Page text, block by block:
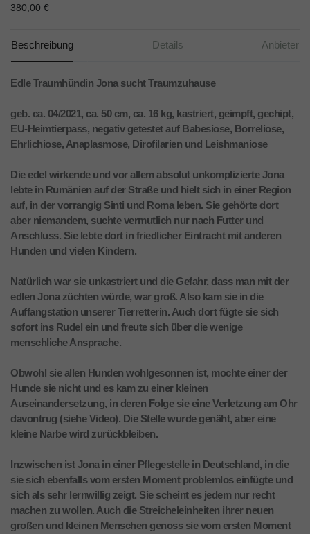
380,00 €
Beschreibung Details Anbieter
Edle Traumhündin Jona sucht Traumzuhause
geb. ca. 04/2021, ca. 50 cm, ca. 16 kg, kastriert, geimpft, gechipt,
EU-Heimtierpass, negativ getestet auf Babesiose, Borreliose,
Ehrlichiose, Anaplasmose, Dirofilarien und Leishmaniose
Die edel wirkende und vor allem absolut unkomplizierte Jona
lebte in Rumänien auf der Straße und hielt sich in einer Region
auf, in der vorrangig Sinti und Roma leben. Sie gehörte dort
aber niemandem, suchte vermutlich nur nach Futter und
Anschluss. Sie lebte dort in friedlicher Eintracht mit anderen
Hunden und vielen Kindern.
Natürlich war sie unkastriert und die Gefahr, dass man mit der
edlen Jona züchten würde, war groß. Also kam sie in die
Auffangstation unserer Tierretterin. Auch dort fügte sie sich
sofort ins Rudel ein und freute sich über die wenige
menschliche Ansprache.
Obwohl sie allen Hunden wohlgesonnen ist, mochte einer der
Hunde sie nicht und es kam zu einer kleinen
Auseinandersetzung, in deren Folge sie eine Verletzung am Ohr
davontrug (siehe Video). Die Stelle wurde genäht, aber eine
kleine Narbe wird zurückbleiben.
Inzwischen ist Jona in einer Pflegestelle in Deutschland, in die
sie sich ebenfalls vom ersten Moment problemlos einfügte und
sich als sehr lernwillig zeigt. Sie scheint es jedem nur recht
machen zu wollen. Auch die Streicheleinheiten ihrer neuen
großen und kleinen Menschen genoss sie vom ersten Moment